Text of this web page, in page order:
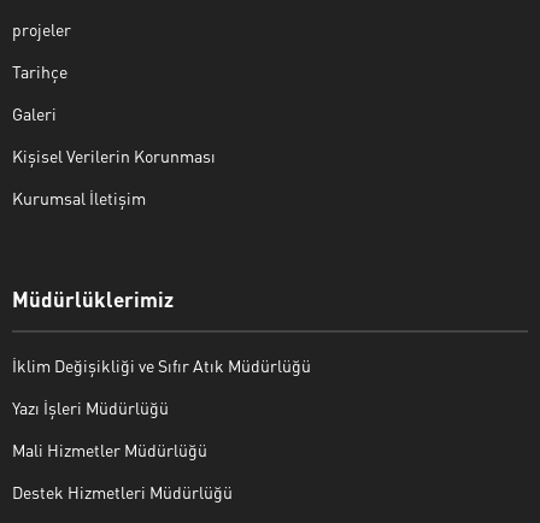
projeler
Tarihçe
Galeri
Kişisel Verilerin Korunması
Kurumsal İletişim
Müdürlüklerimiz
İklim Değişikliği ve Sıfır Atık Müdürlüğü
Yazı İşleri Müdürlüğü
Mali Hizmetler Müdürlüğü
Destek Hizmetleri Müdürlüğü